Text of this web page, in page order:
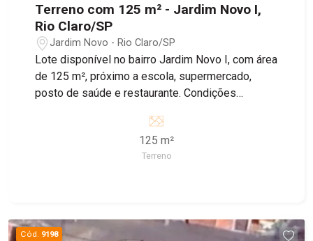
Terreno com 125 m² - Jardim Novo I,
Rio Claro/SP
Jardim Novo - Rio Claro/SP
Lote disponível no bairro Jardim Novo I, com área
de 125 m², próximo a escola, supermercado,
posto de saúde e restaurante. Condições
contato com nossos corretores para obter mais
125 m²
Terreno
Cód. 9198